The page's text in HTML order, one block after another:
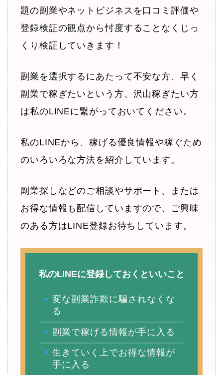
題の副業やネットビジネスを口コミ評価や
登録検証の観点から忖度することなくじっ
くり検証していきます！
副業を選択するにあたって不安な方、早く
副業で稼ぎたいという方、沢山稼ぎたい方
は私のLINEに繋がっておいてください。
私のLINEから、稼げる優良情報や稼ぐため
のいろいろな方法を紹介しています。
副業探しなどのご相談やサポート、または
お得な情報も配信していますので、ご興味
のある方はLINE登録お待ちしています。
私のLINEに登録しておくといいこと
変な副業詐欺に騙されなくな
る
副業で稼げる情報が手に入る
生きていく上でお得な情報が
手に入る